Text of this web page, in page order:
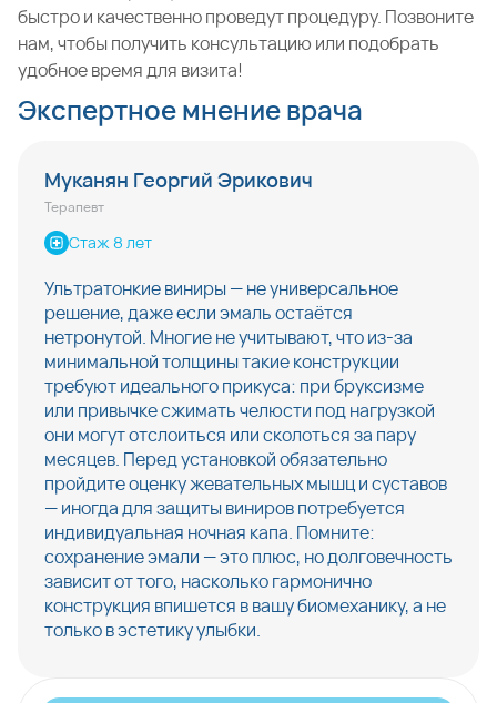
быстро и качественно проведут процедуру. Позвоните
нам, чтобы получить консультацию или подобрать
удобное время для визита!
Экспертное мнение врача
Муканян Георгий Эрикович
Терапевт
Стаж 8 лет
Ультратонкие виниры — не универсальное
решение, даже если эмаль остаётся
нетронутой. Многие не учитывают, что из-за
минимальной толщины такие конструкции
требуют идеального прикуса: при бруксизме
или привычке сжимать челюсти под нагрузкой
они могут отслоиться или сколоться за пару
месяцев. Перед установкой обязательно
пройдите оценку жевательных мышц и суставов
— иногда для защиты виниров потребуется
индивидуальная ночная капа. Помните:
сохранение эмали — это плюс, но долговечность
зависит от того, насколько гармонично
конструкция впишется в вашу биомеханику, а не
только в эстетику улыбки.